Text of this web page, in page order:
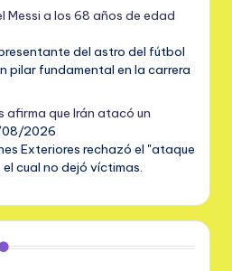
Messi a los 68 años de edad
del astro del fútbol
pilar fundamental en la carrera
afirma que Irán atacó un
2026
Exteriores rechazó el "ataque
cual no dejó víctimas.